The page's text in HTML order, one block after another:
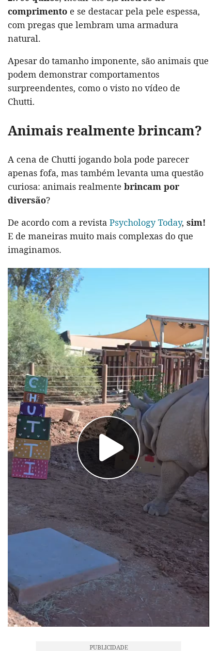
comprimento e se destacar pela pele espessa,
com pregas que lembram uma armadura
natural.
Apesar do tamanho imponente, são animais que
podem demonstrar comportamentos
surpreendentes, como o visto no vídeo de
Chutti.
Animais realmente brincam?
A cena de Chutti jogando bola pode parecer
apenas fofa, mas também levanta uma questão
curiosa: animais realmente brincam por
diversão?
De acordo com a revista Psychology Today, sim!
E de maneiras muito mais complexas do que
imaginamos.